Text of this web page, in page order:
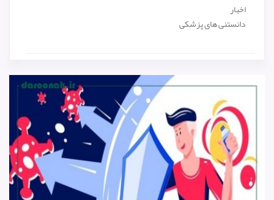
اخبار
دانستنی های پزشکی